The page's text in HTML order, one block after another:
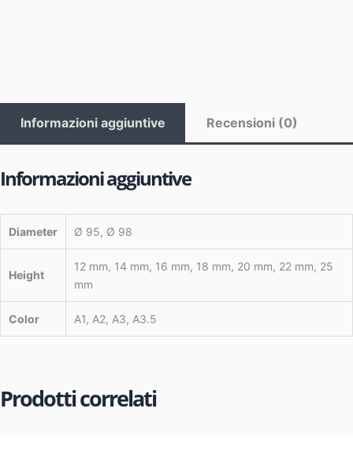
Informazioni aggiuntive Recensioni (0)
Informazioni aggiuntive
Diameter Ø 95, Ø 98
Height
12 mm, 14 mm, 16 mm, 18 mm, 20 mm, 22 mm, 25
mm
Color A1, A2, A3, A3.5
Prodotti correlati